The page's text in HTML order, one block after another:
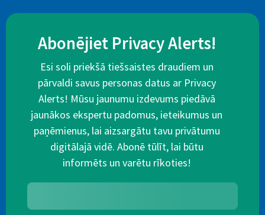
Abonējiet Privacy Alerts!
Esi soli priekšā tiešsaistes draudiem un
pārvaldi savus personas datus ar Privacy
Alerts! Mūsu jaunumu izdevums piedāvā
jaunākos ekspertu padomus, ieteikumus un
paņēmienus, lai aizsargātu tavu privātumu
digitālajā vidē. Abonē tūlīt, lai būtu
informēts un varētu rīkoties!